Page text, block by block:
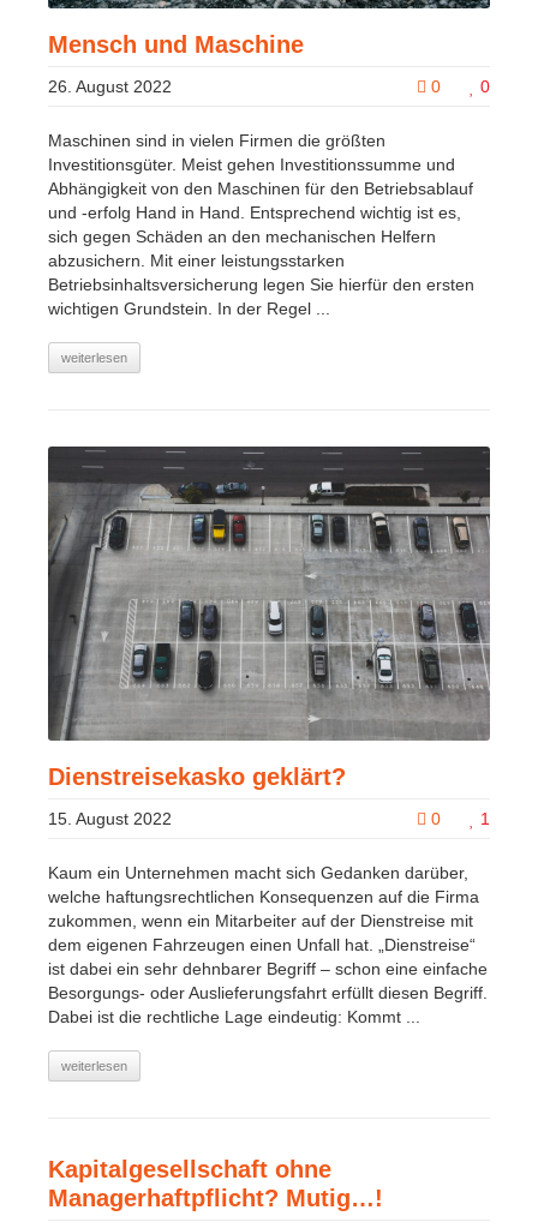
Mensch und Maschine
0 0
26. August 2022
Maschinen sind in vielen Firmen die größten
Investitionsgüter. Meist gehen Investitionssumme und
Abhängigkeit von den Maschinen für den Betriebsablauf
und -erfolg Hand in Hand. Entsprechend wichtig ist es,
sich gegen Schäden an den mechanischen Helfern
abzusichern. Mit einer leistungsstarken
Betriebsinhaltsversicherung legen Sie hierfür den ersten
wichtigen Grundstein. In der Regel ...
weiterlesen
Dienstreisekasko geklärt?
0 1
15. August 2022
Kaum ein Unternehmen macht sich Gedanken darüber,
welche haftungsrechtlichen Konsequenzen auf die Firma
zukommen, wenn ein Mitarbeiter auf der Dienstreise mit
dem eigenen Fahrzeugen einen Unfall hat. „Dienstreise“
ist dabei ein sehr dehnbarer Begriff – schon eine einfache
Besorgungs- oder Auslieferungsfahrt erfüllt diesen Begriff.
Dabei ist die rechtliche Lage eindeutig: Kommt ...
weiterlesen
Kapitalgesellschaft ohne
Managerhaftpflicht? Mutig…!